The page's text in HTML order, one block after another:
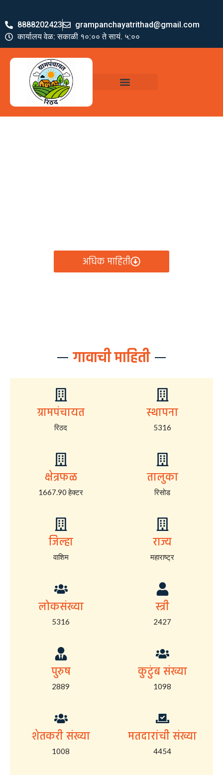
8888202423
grampanchayatrithad@gmail.com
कार्यालय वेळ: सकाळी १०:०० ते सायं. ५:००
अधिक माहिती
गावाची माहिती
ग्रामपंचायत
रिठद
स्थापना
5316
क्षेत्रफळ
1667.90 हेक्टर
तालुका
रिसोड
जिल्हा
वाशिम
राज्य
महाराष्ट्र
लोकसंख्या
5316
स्त्री
2427
पुरुष
2889
कुटुंब संख्या
1098
शेतकरी संख्या
1008
मतदारांची संख्या
4454